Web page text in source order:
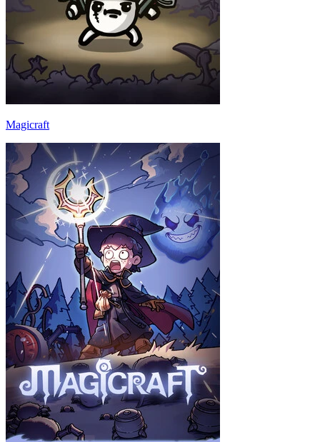
Magicraft